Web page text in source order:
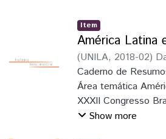
Item
América Latina
(UNILA, 2018-02)
Molin, Anamaria;
Giustina;Schmitz,
Junior, Luiz Roberto
Roberto ;
Caderno de
Área temática
XXXII Congresso
Show more